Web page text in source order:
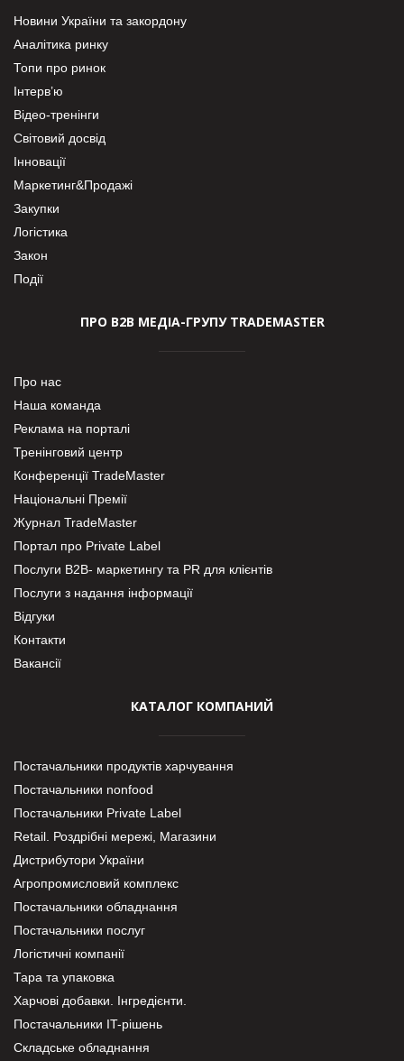
Новини України та закордону
Аналітика ринку
Топи про ринок
Інтерв’ю
Відео-тренінги
Світовий досвід
Інновації
Маркетинг&Продажі
Закупки
Логістика
Закон
Події
ПРО В2В МЕДІА-ГРУПУ TRADEMASTER
Про нас
Наша команда
Реклама на порталі
Тренінговий центр
Конференції TradeMaster
Національні Премії
Журнал TradeMaster
Портал про Private Label
Послуги В2В- маркетингу та PR для клієнтів
Послуги з надання інформації
Відгуки
Контакти
Вакансії
КАТАЛОГ КОМПАНИЙ
Постачальники продуктів харчування
Постачальники nonfood
Постачальники Private Label
Retail. Роздрібні мережі, Магазини
Дистрибутори України
Агропромисловий комплекс
Постачальники обладнання
Постачальники послуг
Логістичні компанії
Тара та упаковка
Харчові добавки. Інгредієнти.
Постачальники IT-рішень
Складське обладнання